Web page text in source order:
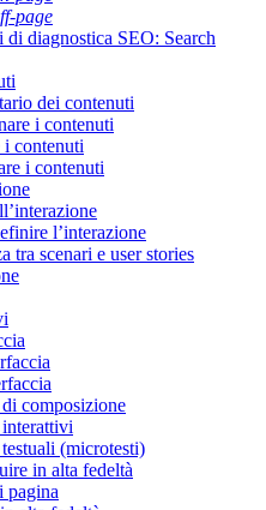
page
di diagnostica SEO: Search
dei contenuti
i contenuti
contenuti
i contenuti
l’interazione
tra scenari e user stories
composizione
(microtesti)
in alta fedeltà
pagina